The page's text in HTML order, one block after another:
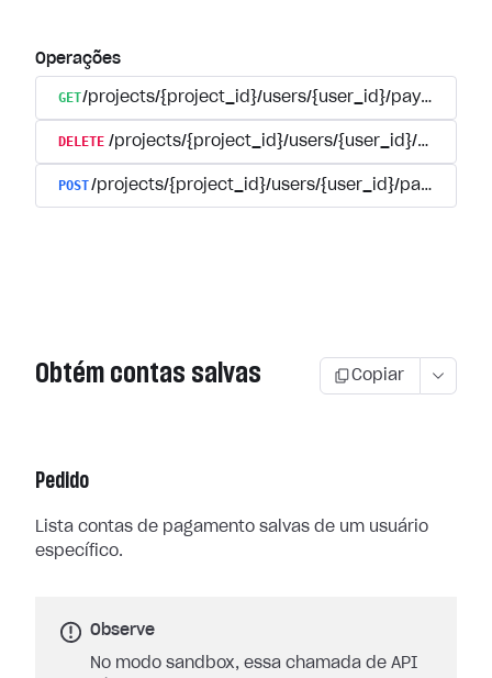
Operações
GET/projects/{project_id}/users/{user_id}/
DELETE /projects/{project_id}/users/{user_id}/
POST/projects/{project_id}/users/{user_id}/
Obtém contas salvas Copiar
Pedido
Lista contas de pagamento salvas de um usuário
específico.
Observe
No modo sandbox, essa chamada de API